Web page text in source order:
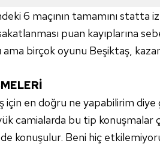
6 maçının tamamını statta
puan kayıplarına
ama birçok oyunu Beşiktaş,
için en doğru ne yapabilirim diye
camialarda bu tip konuşmalar
konuşulur. Beni hiç